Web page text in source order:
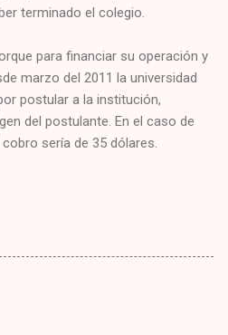
terminado el colegio.
para financiar su operación y
marzo del 2011 la universidad
postular a la institución,
del postulante. En el caso de
sería de 35 dólares.